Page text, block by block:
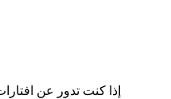
إذا كنت تدور عن